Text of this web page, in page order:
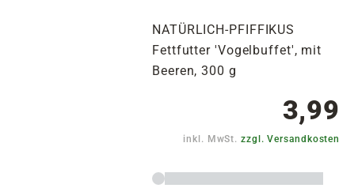
NATÜRLICH-PFIFFIKUS
Fettfutter 'Vogelbuffet', mit
Beeren, 300 g
3,99
inkl. MwSt.zzgl. Versandkosten